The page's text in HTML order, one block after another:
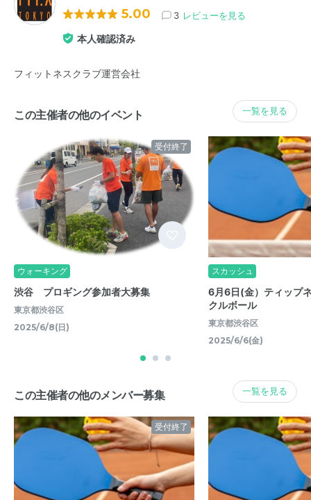
5.00 3 レビューを見る
本人確認済み
フィットネスクラブ運営会社
この主催者の他のイベント 一覧を見る
受付終了
ウォーキング
渋谷 プロギング参加者大募集
東京都渋谷区
2025/6/8(日)
スカッシュ
6月6日(金）ティップ
クルボール
東京都渋谷区
2025/6/6(金)
この主催者の他のメンバー募集 一覧を見る
受付終了